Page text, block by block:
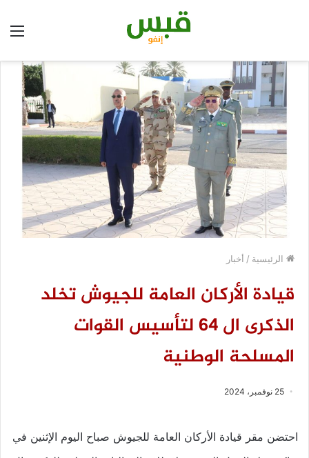
الرئيسية / أخبار
قيادة الأركان العامة للجيوش تخلد
الذكرى ال 64 لتأسيس القوات
المسلحة الوطنية
25 نوفمبر، 2024
احتضن مقر قيادة الأركان العامة للجيوش صباح اليوم الإثنين في